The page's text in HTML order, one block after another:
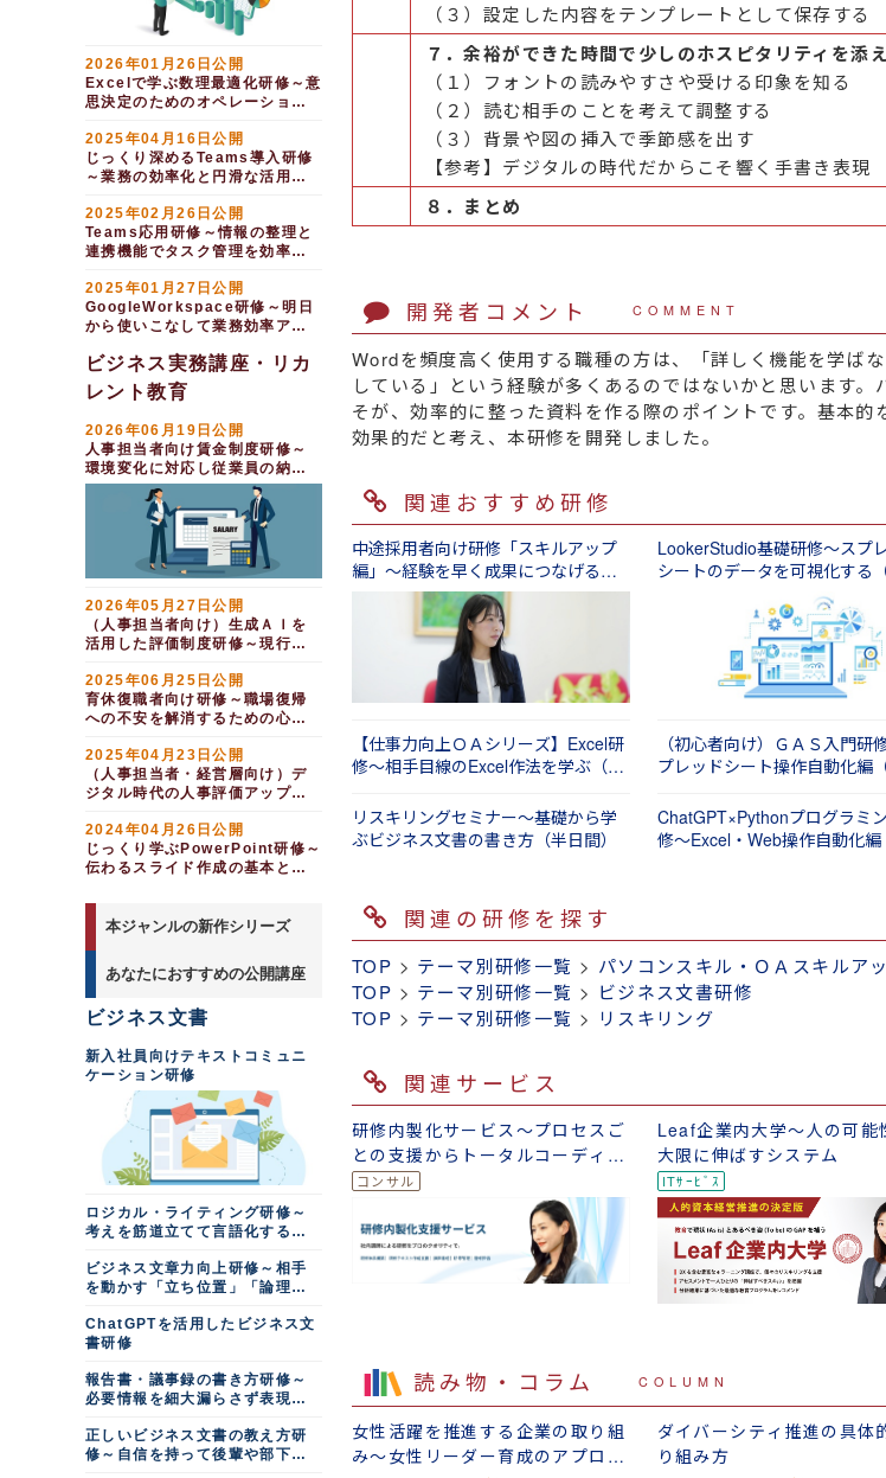
（３）設定した内容をテンプレートとして保存する
７．余裕ができた時間で少しのホスピタリティを添
（１）フォントの読みやすさや受ける印象を知る
（２）読む相手のことを考えて調整する
（３）背景や図の挿入で季節感を出す
【参考】デジタルの時代だからこそ響く手書き表現
８．まとめ
開発者コメント COMMENT
Wordを頻度高く使用する職種の方は、「詳しく機能を学ば
している」という経験が多くあるのではないかと思います
そが、効率的に整った資料を作る際のポイントです。基本的
効果的だと考え、本研修を開発しました。
関連おすすめ研修
中途採用者向け研修「スキルアップ
編」～経験を早く成果につなげる
（１日間）
LookerStudio基礎研修～スプ
シートのデータを可視化する
【仕事力向上ＯＡシリーズ】Excel研
修～相手目線のExcel作法を学ぶ（１
（初心者向け）ＧＡＳ入門研
プレッドシート操作自動化編
リスキリングセミナー～基礎から学
ぶビジネス文書の書き方（半日間）
ChatGPT×Pythonプログラミ
修～Excel・Web操作自動化編
関連の研修を探す
TOP > テーマ別研修一覧 > パソコンスキル・ＯＡスキルア
TOP > テーマ別研修一覧 > ビジネス文書研修
TOP > テーマ別研修一覧 > リスキリング
関連サービス
研修内製化サービス～プロセスご
との支援からトータルコーディネ
ートまで
Leaf企業内大学～人の可能
大限に伸ばすシステム
読み物・コラム COLUMN
女性活躍を推進する企業の取り組
み～女性リーダー育成のアプロー
ダイバーシティ推進の具体
り組み方
2026年01月26日公開
Excelで学ぶ数理最適化研修～意
思決定のためのオペレーション
2025年04月16日公開
じっくり深めるTeams導入研修
～業務の効率化と円滑な活用
2025年02月26日公開
Teams応用研修～情報の整理と
連携機能でタスク管理を効率化
2025年01月27日公開
GoogleWorkspace研修～明日
から使いこなして業務効率アッ
ビジネス実務講座・リカ
レント教育
2026年06月19日公開
人事担当者向け賃金制度研修～
環境変化に対応し従業員の納得
感を高める（１日間）
2026年05月27日公開
（人事担当者向け）生成ＡＩを
活用した評価制度研修～現行制
間）
2025年06月25日公開
育休復職者向け研修～職場復帰
への不安を解消するための心構
2025年04月23日公開
（人事担当者・経営層向け）デ
ジタル時代の人事評価アップデ
2024年04月26日公開
じっくり学ぶPowerPoint研修～
伝わるスライド作成の基本と実
本ジャンルの新作シリーズ
あなたにおすすめの公開講座
ビジネス文書
新入社員向けテキストコミュニ
ケーション研修
ロジカル・ライティング研修～
考えを筋道立てて言語化する力
ビジネス文章力向上研修～相手
を動かす「立ち位置」「論理」
ChatGPTを活用したビジネス文
書研修
報告書・議事録の書き方研修～
必要情報を細大漏らさず表現す
正しいビジネス文書の教え方研
修～自信を持って後輩や部下の